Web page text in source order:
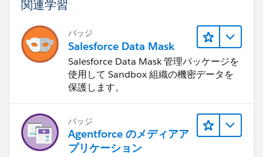
関連学習
バッジ
Salesforce Data Mask
Salesforce Data Mask 管理パッケージを
使用して Sandbox 組織の機密データを
保護します。
バッジ
Agentforce のメディアア
プリケーション